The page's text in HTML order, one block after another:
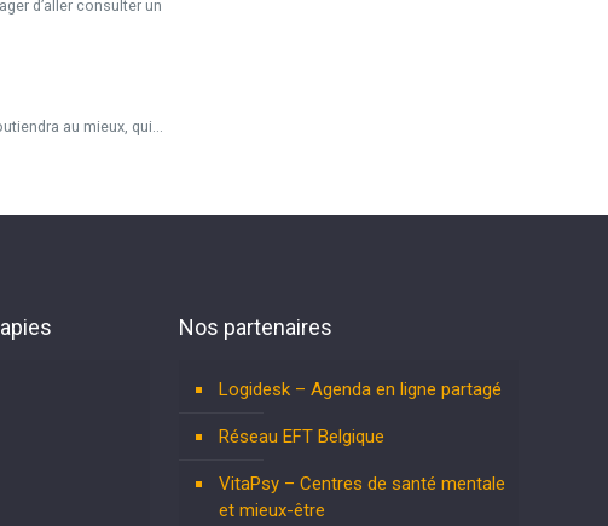
d’aller consulter un
au mieux, qui...
Nos partenaires
Logidesk – Agenda en ligne partagé
Réseau EFT Belgique
VitaPsy – Centres de santé mentale
et mieux-être